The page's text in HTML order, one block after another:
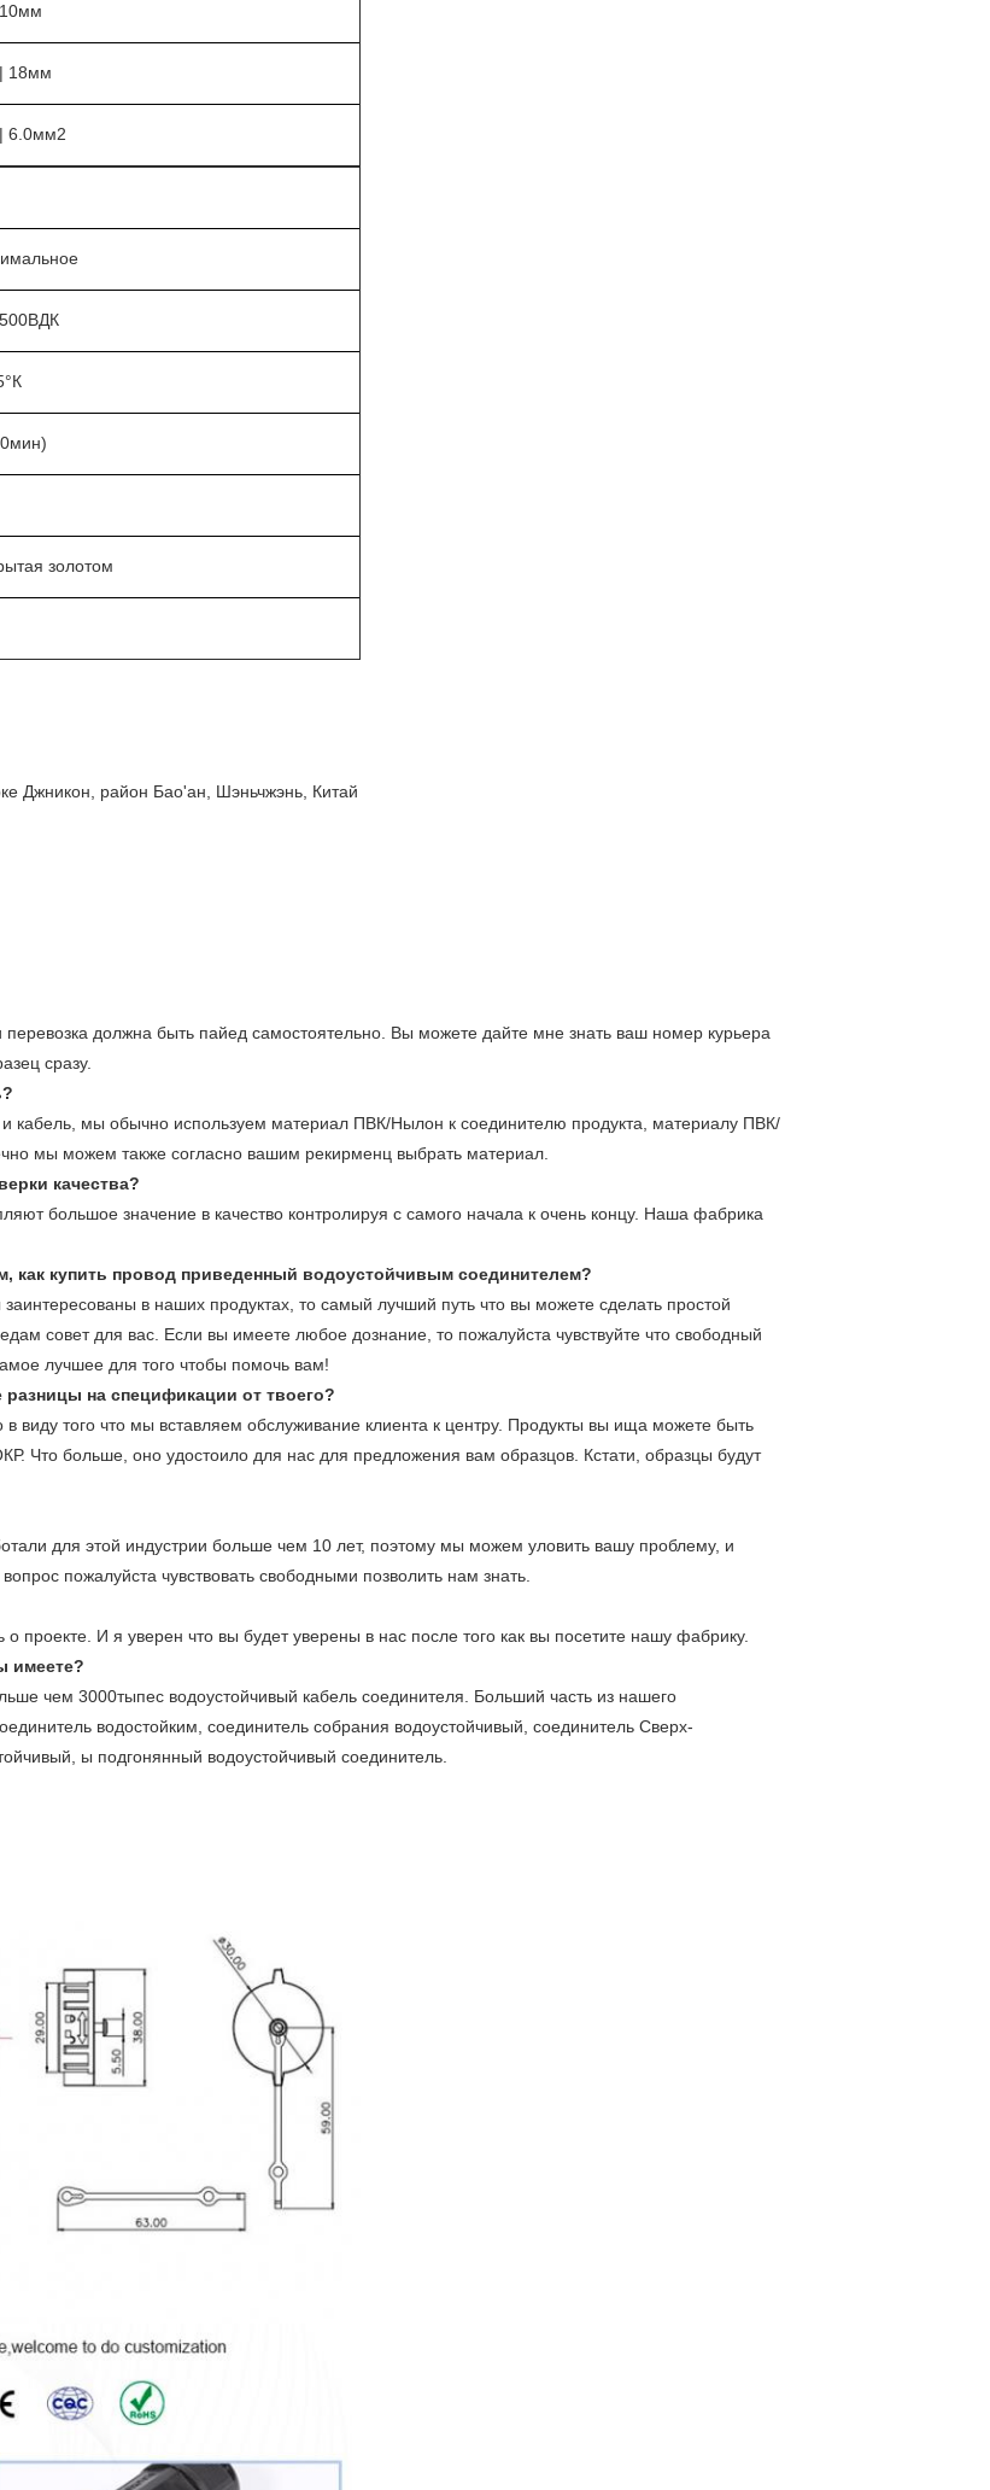
18мм
6.0мм2
золотом
район Бао'ан, Шэньчжэнь, Китай
должна быть пайед самостоятельно. Вы можете дайте мне знать ваш номер курьера
сразу.
кабель, мы обычно используем материал ПВК/Нылон к соединителю продукта, материалу ПВК/
мы можем также согласно вашим рекирменц выбрать материал.
качества?
большое значение в качество контролируя с самого начала к очень концу. Наша фабрика
как купить провод приведенный водоустойчивым соединителем?
в наших продуктах, то самый лучший путь что вы можете сделать простой
совет для вас. Если вы имеете любое дознание, то пожалуйста чувствуйте что свободный
лучшее для того чтобы помочь вам!
на спецификации от твоего?
виду того что мы вставляем обслуживание клиента к центру. Продукты вы ища можете быть
Что больше, оно удостоило для нас для предложения вам образцов. Кстати, образцы будут
для этой индустрии больше чем 10 лет, поэтому мы можем уловить вашу проблему, и
пожалуйста чувствовать свободными позволить нам знать.
проекте. И я уверен что вы будет уверены в нас после того как вы посетите нашу фабрику.
имеете?
чем 3000тыпес водоустойчивый кабель соединителя. Больший часть из нашего
водостойким, соединитель собрания водоустойчивый, соединитель Сверх-
ы подгонянный водоустойчивый соединитель.